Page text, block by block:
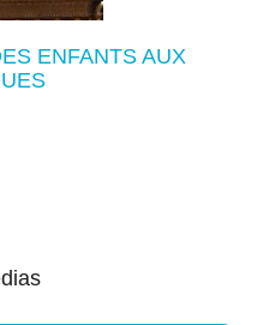
ENFANTS AUX